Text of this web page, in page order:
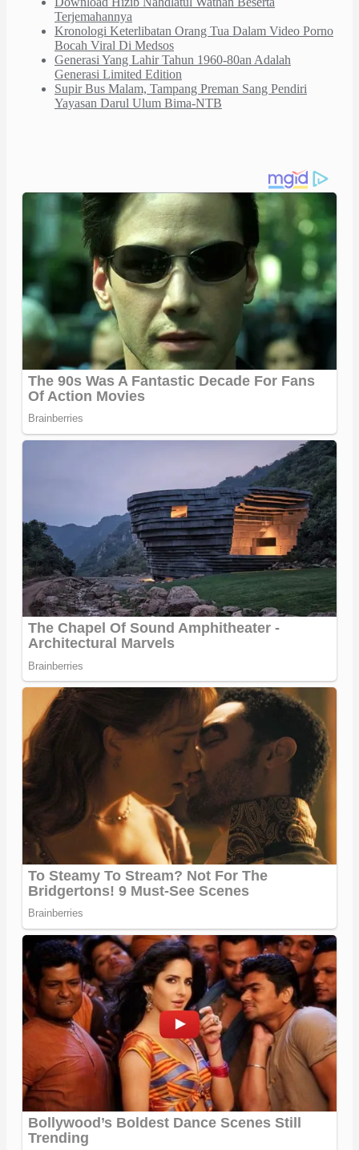
Terjemahannya
Kronologi Keterlibatan Orang Tua Dalam Video Porno
Bocah Viral Di Medsos
Generasi Yang Lahir Tahun 1960-80an Adalah
Generasi Limited Edition
Supir Bus Malam, Tampang Preman Sang Pendiri
Yayasan Darul Ulum Bima-NTB